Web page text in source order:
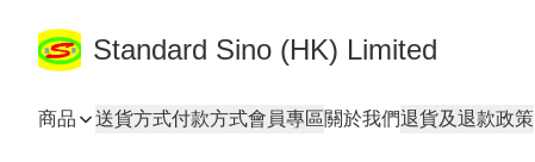
Standard Sino (HK) Limited
商品 送貨方式付款方式會員專區關於我們退貨及退款政策